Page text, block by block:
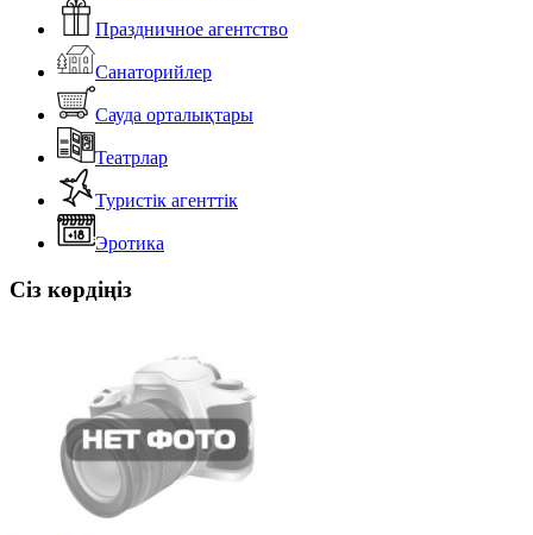
Праздничное агентство
Санаторийлер
Сауда орталықтары
Театрлар
Туристік агенттік
Эротика
Сіз көрдіңіз